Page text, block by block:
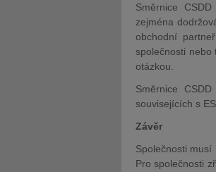
Směrnice
zejména
obchodní
společnosti nebo
otázkou.
Směrnice
souvisejících s
Závěr
Společnosti musí
Pro společnosti